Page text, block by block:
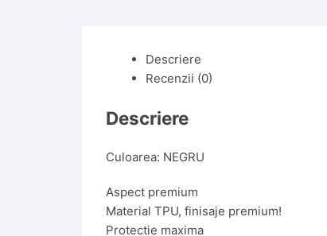
Descriere
Recenzii (0)
Descriere
Culoarea: NEGRU
Aspect premium
Material TPU, finisaje premium!
Protectie maxima